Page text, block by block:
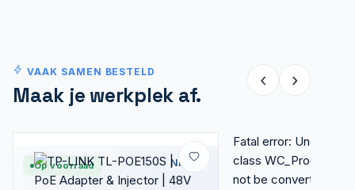
VAAK SAMEN BESTELD
Maak je werkplek af.
‹ ›
Op voorraad Nieuw
Fatal error: Uncaught
class
not be converted to